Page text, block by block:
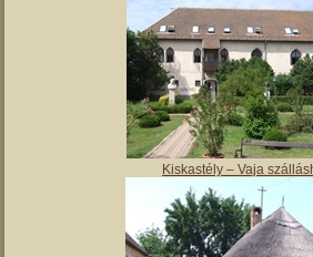
Magyar Nemzeti Múzeum Vay Ádám